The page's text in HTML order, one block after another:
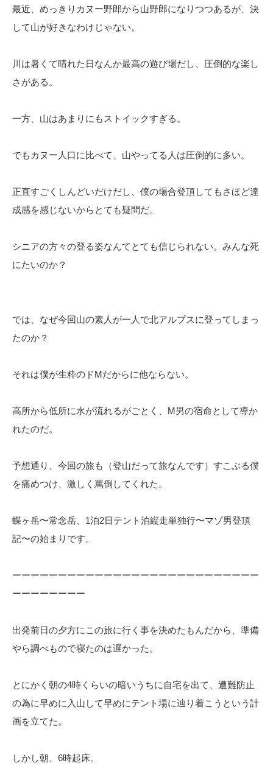
最近、めっきりカヌー野郎から山野郎になりつつあるが、決
して山が好きなわけじゃない。
川は暑くて晴れた日なんか最高の遊び場だし、圧倒的な楽し
さがある。
一方、山はあまりにもストイックすぎる。
でもカヌー人口に比べて、山やってる人は圧倒的に多い。
正直すごくしんどいだけだし、僕の場合登頂してもさほど達
成感を感じないからとても疑問だ。
シニアの方々の登る姿なんてとても信じられない。みんな死
にたいのか？
では、なぜ今回山の素人が一人で北アルプスに登ってしまっ
たのか？
それは僕が生粋のドMだからに他ならない。
高所から低所に水が流れるがごとく、M男の宿命として導か
れたのだ。
予想通り、今回の旅も（登山だって旅なんです）すこぶる僕
を痛めつけ、激しく罵倒してくれた。
蝶ヶ岳〜常念岳、1泊2日テント泊縦走単独行〜マゾ男登頂
記〜の始まりです。
ーーーーーーーーーーーーーーーーーーーーーーーーーーー
ーーーーーーーー
出発前日の夕方にこの旅に行く事を決めたもんだから、準備
やら調べもので寝たのは遅かった。
とにかく朝の4時くらいの暗いうちに自宅を出て、遭難防止
の為に早めに入山して早めにテント場に辿り着こうという計
画を立てた。
しかし朝、6時起床。